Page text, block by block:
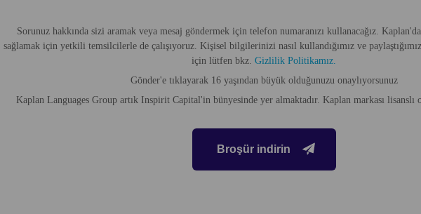
Sorunuz hakkında sizi aramak veya mesaj göndermek için telefon numaranızı kullanacağız.
sağlamak için yetkili temsilcilerle de çalışıyoruz. Kişisel bilgilerinizi nasıl kullandığımız ve
için lütfen bkz. Gizlilik Politikamız.
Gönder'e tıklayarak 16 yaşından büyük olduğunuzu onaylıyorsunuz
Kaplan Languages Group artık Inspirit Capital'in bünyesinde yer almaktadır. Kaplan markası lisanslı
Broşür indirin